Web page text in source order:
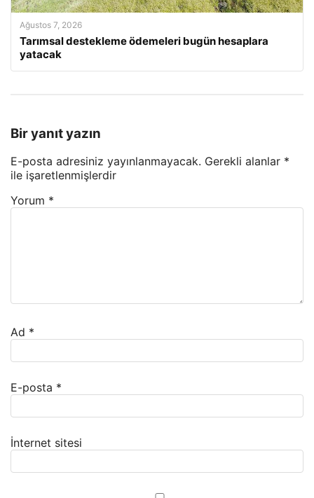
Ağustos 7, 2026
Tarımsal destekleme ödemeleri bugün hesaplara
yatacak
Bir yanıt yazın
E-posta adresiniz yayınlanmayacak. Gerekli alanlar *
ile işaretlenmişlerdir
Yorum *
Ad *
E-posta *
İnternet sitesi